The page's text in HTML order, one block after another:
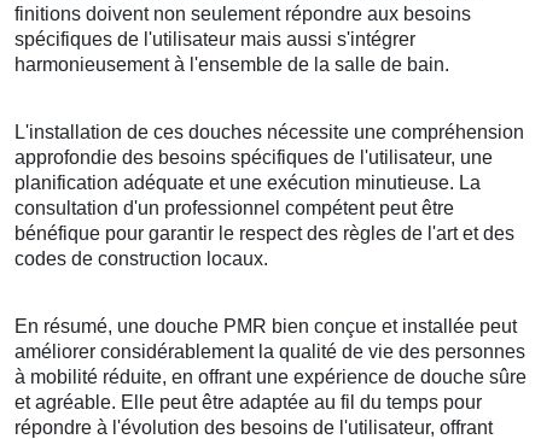
finitions doivent non seulement répondre aux besoins
spécifiques de l'utilisateur mais aussi s'intégrer
harmonieusement à l'ensemble de la salle de bain.
L'installation de ces douches nécessite une compréhension
approfondie des besoins spécifiques de l'utilisateur, une
planification adéquate et une exécution minutieuse. La
consultation d'un professionnel compétent peut être
bénéfique pour garantir le respect des règles de l'art et des
codes de construction locaux.
En résumé, une douche PMR bien conçue et installée peut
améliorer considérablement la qualité de vie des personnes
à mobilité réduite, en offrant une expérience de douche sûre
et agréable. Elle peut être adaptée au fil du temps pour
répondre à l'évolution des besoins de l'utilisateur, offrant